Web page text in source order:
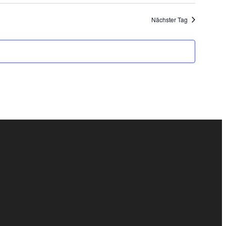
Nächster Tag